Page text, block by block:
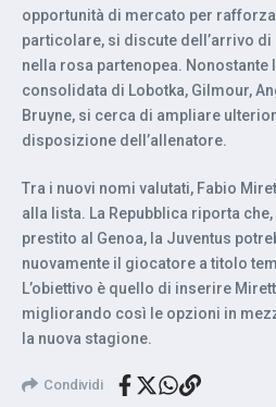
opportunità di mercato per
particolare, si discute dell’arrivo
nella rosa partenopea. Nonostante
consolidata di Lobotka, Gilmour,
Bruyne, si cerca di ampliare
disposizione dell’allenatore.
Tra i nuovi nomi valutati, Fabio
alla lista. La Repubblica riporta
prestito al Genoa, la Juventus
nuovamente il giocatore a titolo
L’obiettivo è quello di inserire
migliorando così le opzioni in
la nuova stagione.
Condividi